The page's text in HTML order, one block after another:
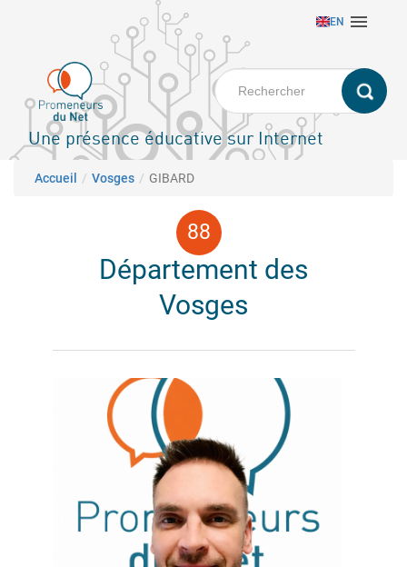
principal
EN 
Une présence éducative sur Internet
Fil d'Ariane
Accueil Vosges GIBARD
Département des
Vosges